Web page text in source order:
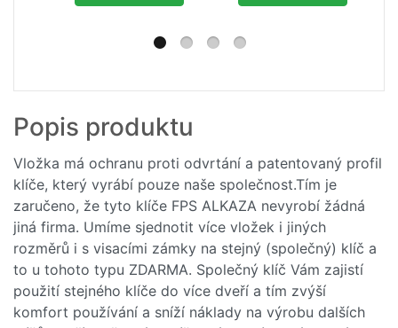
- 10
Klíč EVVA k vložce
FPS
206,- Kč 185,-
Kč
Do košíku
Skladem
Popis produktu
Vložka má ochranu proti odvrtání a patentovaný profil
klíče, který vyrábí pouze naše společnost.Tím je
zaručeno, že tyto klíče FPS ALKAZA nevyrobí žádná
jiná firma. Umíme sjednotit více vložek i jiných
rozměrů i s visacími zámky na stejný (společný) klíč a
to u tohoto typu ZDARMA. Společný klíč Vám zajistí
použití stejného klíče do více dveří a tím zvýší
komfort používání a sníží náklady na výrobu dalších